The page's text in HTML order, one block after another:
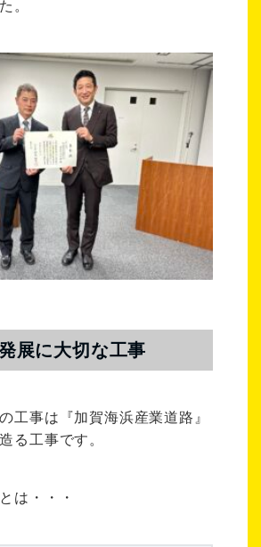
。
展に大切な工事
工事は『加賀海浜産業道路』
る工事です。
は・・・